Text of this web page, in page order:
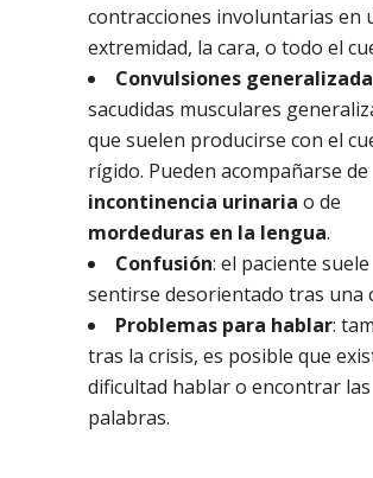
contracciones involuntarias en
extremidad, la cara, o todo el
Convulsiones
sacudidas musculares
que suelen producirse con el
rígido. Pueden acompañarse de
incontinencia urinaria o de
mordeduras en la lengua.
Confusión: el paciente suele
sentirse desorientado tras una
Problemas para hablar:
tras la crisis, es posible que
dificultad hablar o encontrar las
palabras.